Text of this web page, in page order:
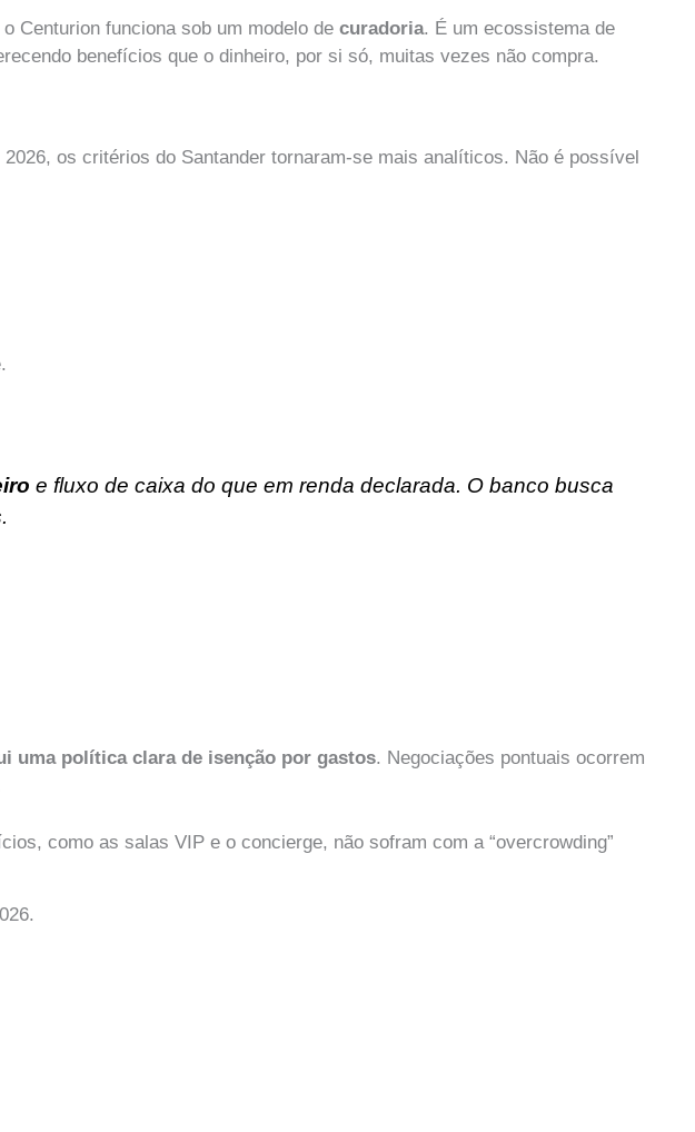
Centurion funciona sob um modelo de curadoria. É um ecossistema de
benefícios que o dinheiro, por si só, muitas vezes não compra.
os critérios do Santander tornaram-se mais analíticos. Não é possível
e fluxo de caixa do que em renda declarada. O banco busca
uma política clara de isenção por gastos. Negociações pontuais ocorrem
como as salas VIP e o concierge, não sofram com a “overcrowding”